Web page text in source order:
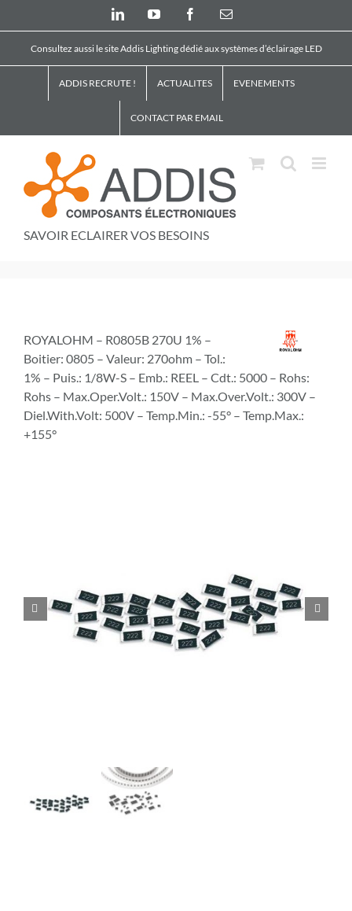
LinkedInYouTube FacebookEmail
Consultez aussi le site Addis Lighting dédié aux systèmes d’éclairage LED
ADDIS RECRUTE ! ACTUALITES EVENEMENTS
CONTACT PAR EMAIL
SAVOIR ECLAIRER VOS BESOINS
ROYALOHM – R0805B 270U 1% –
Boitier: 0805 – Valeur: 270ohm – Tol.:
1% – Puis.: 1/8W-S – Emb.: REEL – Cdt.: 5000 – Rohs:
Rohs – Max.Oper.Volt.: 150V – Max.Over.Volt.: 300V –
Diel.With.Volt: 500V – Temp.Min.: -55° – Temp.Max.:
+155°
 